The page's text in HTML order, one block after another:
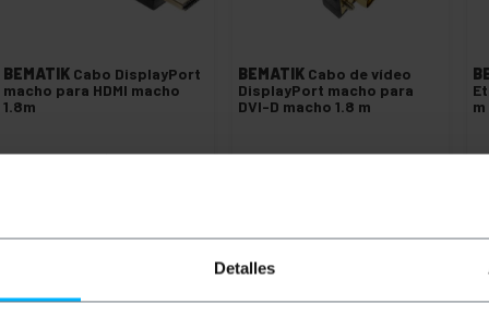
Detalles
BEMATIK Cabo DisplayPort
macho para HDMI macho
1.8m
BEMATIK Cabo de vídeo
DisplayPort macho para
DVI-D macho 1.8 m
m